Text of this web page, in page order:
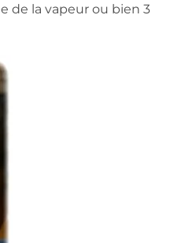
de la vapeur ou bien 3